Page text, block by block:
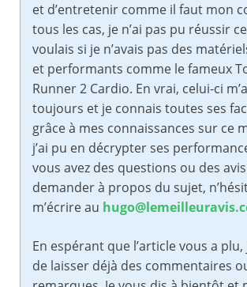
et d’entretenir comme il faut mon
tous les cas, je n’ai pas pu réussir
voulais si je n’avais pas des
et performants comme le fameux
Runner 2 Cardio. En vrai, celui-ci
toujours et je connais toutes ses
grâce à mes connaissances sur ce
j’ai pu en décrypter ses
vous avez des questions ou des
demander à propos du sujet,
m’écrire au
En espérant que l’article vous a
de laisser déjà des commentaires